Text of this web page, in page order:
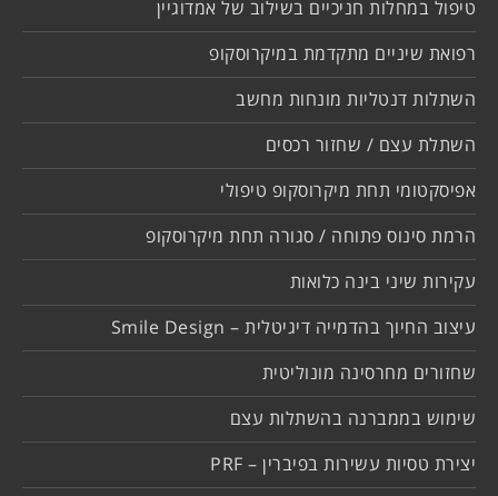
טיפול במחלות חניכיים בשילוב של אמדוגיין
רפואת שיניים מתקדמת במיקרוסקופ
השתלות דנטליות מונחות מחשב
השתלת עצם / שחזור רכסים
אפיסקטומי תחת מיקרוסקופ טיפולי
הרמת סינוס פתוחה / סגורה תחת מיקרוסקופ
עקירות שיני בינה כלואות
עיצוב החיוך בהדמייה דיגיטלית – Smile Design
שחזורים מחרסינה מונוליטית
שימוש בממברנה בהשתלות עצם
יצירת טסיות עשירות בפיברין – PRF